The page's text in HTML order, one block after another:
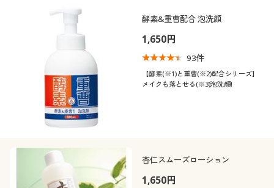
酵素&重曹配合 泡洗顔
1,650円
93件
【酵素(※1)と重曹(※2)配合シリーズ】
メイクも落とせる(※3)泡洗顔!
杏仁スムーズローション
1,650円